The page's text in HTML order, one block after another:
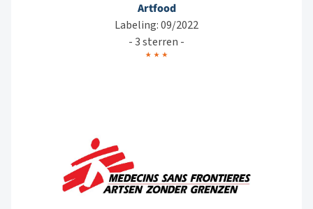
Artfood
Labeling: 09/2022
- 3 sterren -